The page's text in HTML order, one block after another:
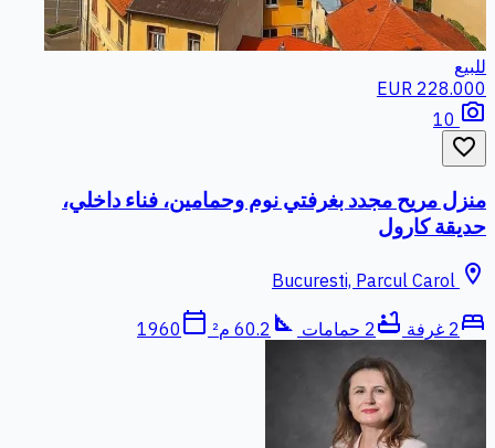
للبيع
228.000 EUR
photo_camera
favorite_border
منزل مريح مجدد بغرفتي نوم وحمامين، فناء داخلي،
حديقة كارول
location_on
bed 2 غرفة bathtub 2 حمامات square_foot 60.2 م² calendar_today
1960